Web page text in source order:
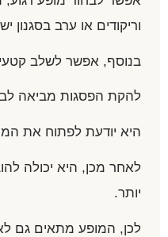
וריקודים או ערב בסגנון
בנוסף, אפשר לשלב
להקת הפסגות מביאה
היא יודעת לפתוח את
לאחר מכן, היא יכולה
יותר.
לכן, המופע מתאים גם